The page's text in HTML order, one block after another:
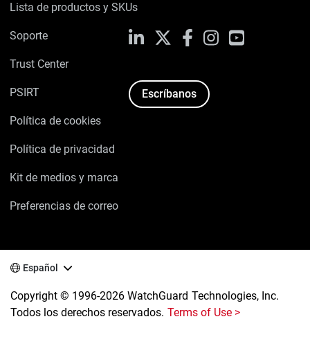
Lista de productos y SKUs
Soporte
Trust Center
PSIRT
Política de cookies
Política de privacidad
Kit de medios y marca
Preferencias de correo
LinkedIn FacebookInstagramYouTube
Escríbanos
Español
Copyright © 1996-2026 WatchGuard Technologies, Inc.
Todos los derechos reservados. Terms of Use >